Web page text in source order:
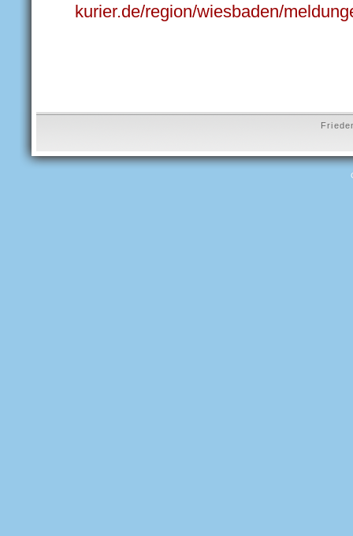
kurier.de/region/wiesbaden/